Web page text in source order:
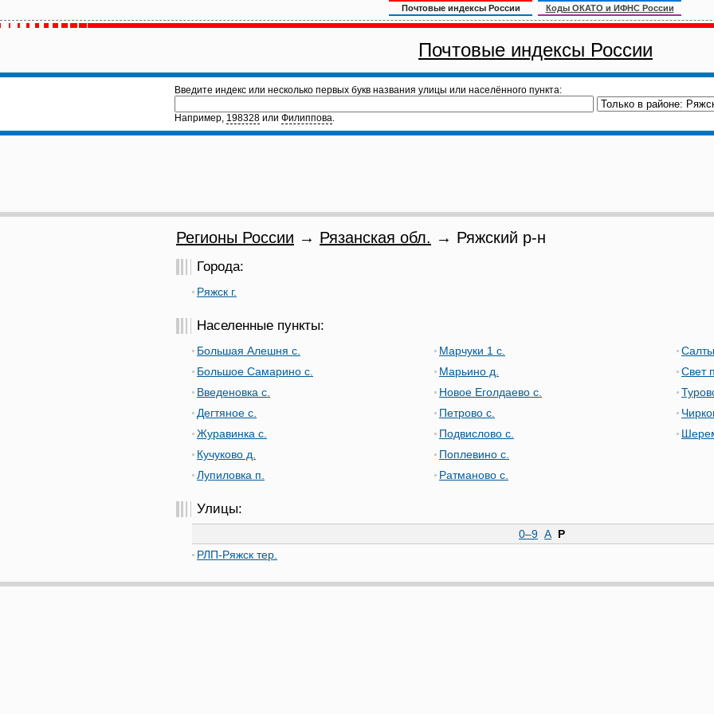
Почтовые индексы России Коды ОКАТО и ИФНС России
Почтовые индексы России
Введите индекс или несколько первых букв названия улицы или населённого пункта:
Например, 198328 или Филиппова.
Регионы России → Рязанская обл. → Ряжский р-н
Города:
Ряжск г.
Населенные пункты:
Большая Алешня с.
Большое Самарино с.
Введеновка с.
Дегтяное с.
Журавинка с.
Кучуково д.
Лупиловка п.
Марчуки 1 с.
Марьино д.
Новое Еголдаево с.
Петрово с.
Подвислово с.
Поплевино с.
Ратманово с.
Свет п.
Улицы:
0–9 А Р
РЛП-Ряжск тер.